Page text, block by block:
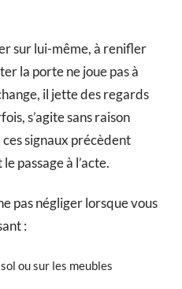
sur lui-même, à renifler
la porte ne joue pas à
il jette des regards
s’agite sans raison
signaux précèdent
passage à l’acte.
pas négliger lorsque vous
:
ou sur les meubles